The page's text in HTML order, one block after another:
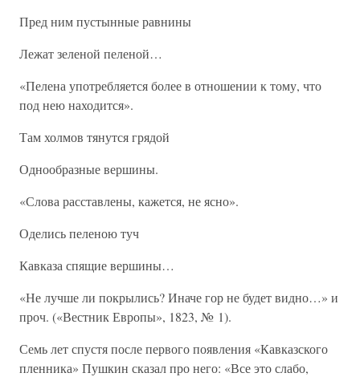
Пред ним пустынные равнины
Лежат зеленой пеленой…
«Пелена употребляется более в отношении к тому, что
под нею находится».
Там холмов тянутся грядой
Однообразные вершины.
«Слова расставлены, кажется, не ясно».
Оделись пеленою туч
Кавказа спящие вершины…
«Не лучше ли покрылись? Иначе гор не будет видно…» и
проч. («Вестник Европы», 1823, № 1).
Семь лет спустя после первого появления «Кавказского
пленника» Пушкин сказал про него: «Все это слабо,